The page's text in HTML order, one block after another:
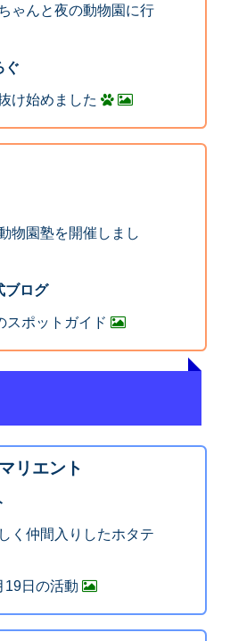
ゃんと夜の動物園に行
ぐ
け始めました
物園塾を開催しまし
ブログ
スポットガイド
リエント
く仲間入りしたホタテ
19日の活動